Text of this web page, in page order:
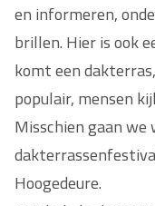
en informeren,
brillen. Hier is ook
komt een
populair, mensen
Misschien gaan we
Hoogedeure.